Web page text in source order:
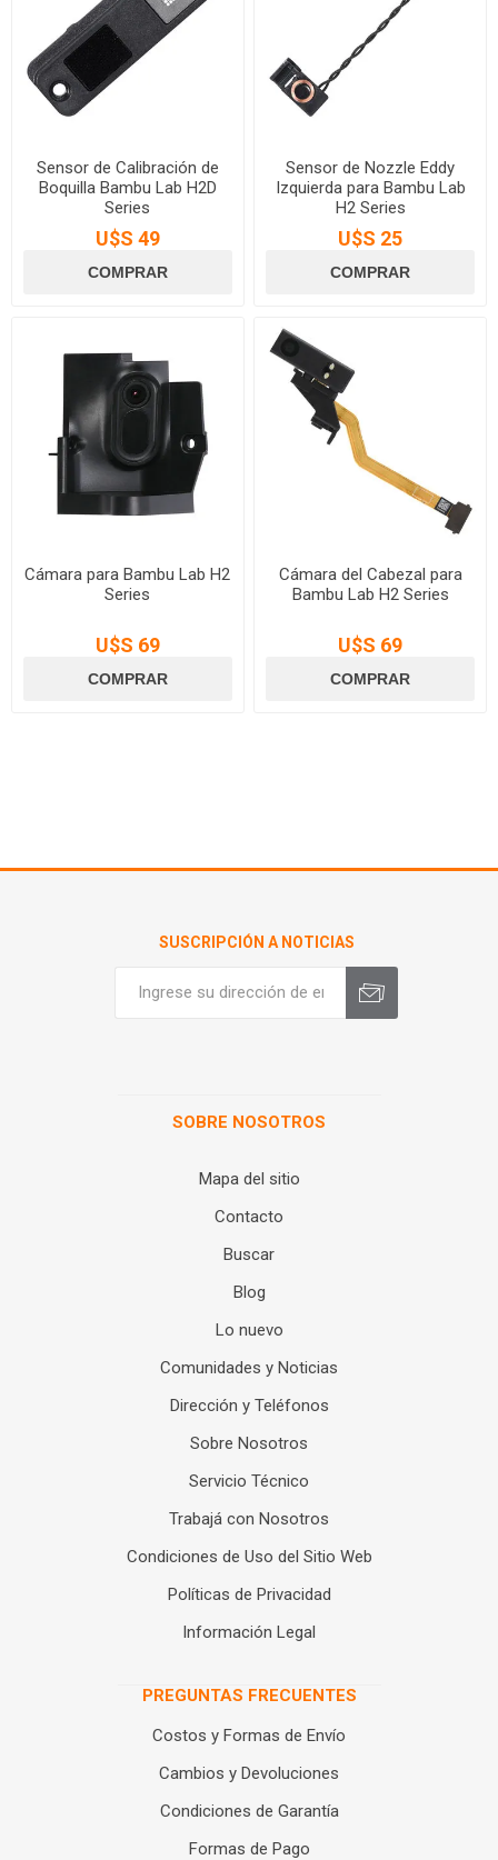
Sensor de Calibración de
Boquilla Bambu Lab H2D
Series
U$S 49
Sensor de Nozzle Eddy
Izquierda para Bambu Lab
H2 Series
U$S 25
Cámara para Bambu Lab H2
Series
U$S 69
Cámara del Cabezal para
Bambu Lab H2 Series
U$S 69
SUSCRIPCIÓN A NOTICIAS
SOBRE NOSOTROS
Mapa del sitio
Contacto
Buscar
Blog
Lo nuevo
Comunidades y Noticias
Dirección y Teléfonos
Sobre Nosotros
Servicio Técnico
Trabajá con Nosotros
Condiciones de Uso del Sitio Web
Políticas de Privacidad
Información Legal
PREGUNTAS FRECUENTES
Costos y Formas de Envío
Cambios y Devoluciones
Condiciones de Garantía
Formas de Pago